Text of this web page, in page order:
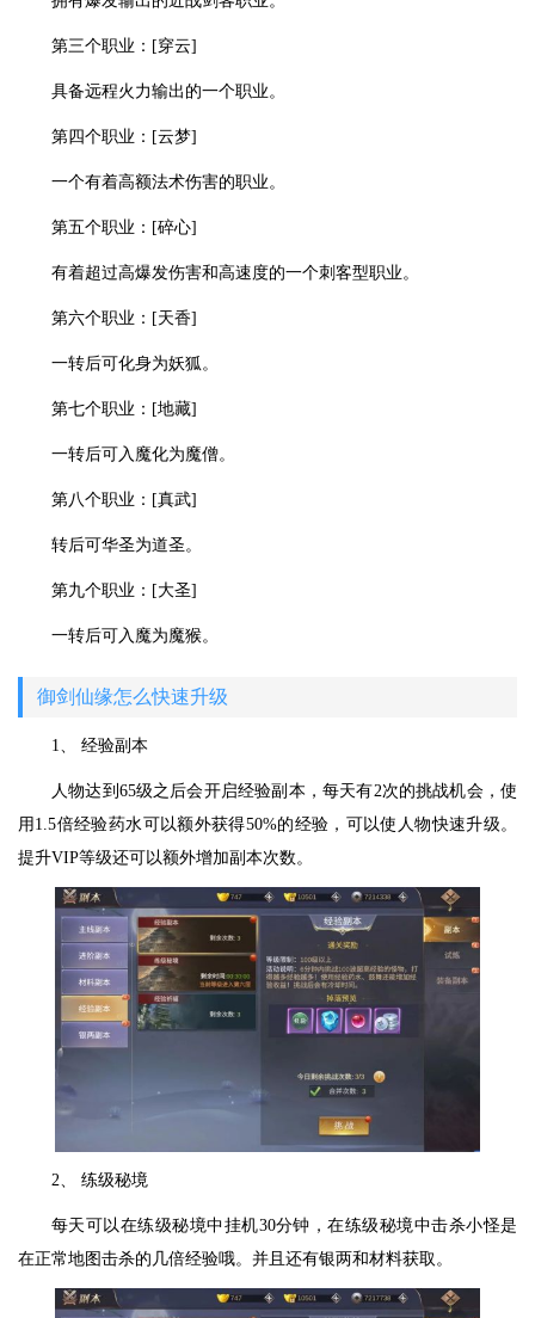
第三个职业：[穿云]
具备远程火力输出的一个职业。
第四个职业：[云梦]
一个有着高额法术伤害的职业。
第五个职业：[碎心]
有着超过高爆发伤害和高速度的一个刺客型职业。
第六个职业：[天香]
一转后可化身为妖狐。
第七个职业：[地藏]
一转后可入魔化为魔僧。
第八个职业：[真武]
转后可华圣为道圣。
第九个职业：[大圣]
一转后可入魔为魔猴。
御剑仙缘怎么快速升级
1、 经验副本
人物达到65级之后会开启经验副本，每天有2次的挑战机会，使
用1.5倍经验药水可以额外获得50%的经验，可以使人物快速升级。
提升VIP等级还可以额外增加副本次数。
2、 练级秘境
每天可以在练级秘境中挂机30分钟，在练级秘境中击杀小怪是
在正常地图击杀的几倍经验哦。并且还有银两和材料获取。